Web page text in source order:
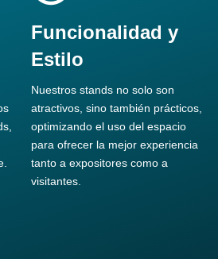
Funcionalidad y
Estilo
Nuestros stands no solo son
atractivos, sino también prácticos,
optimizando el uso del espacio
para ofrecer la mejor experiencia
tanto a expositores como a
visitantes.